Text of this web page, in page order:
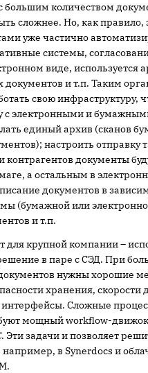
большим количеством
сложнее. Но, как правило,
уже частично
системы,
виде, используется
документов и т.п. Таким
свою инфраструктуру,
с электронными и
единый архив (сканов
настроить отправку
контрагентов документы
а остальным в
документов в
(бумажной или
и т.п.
для крупной компании –
в паре с СЭД. При
нужны хорошие
хранения, скорости
интерфейсы. Сложные
мощный workflow-
задачи и позволяет
в Synerdocs и